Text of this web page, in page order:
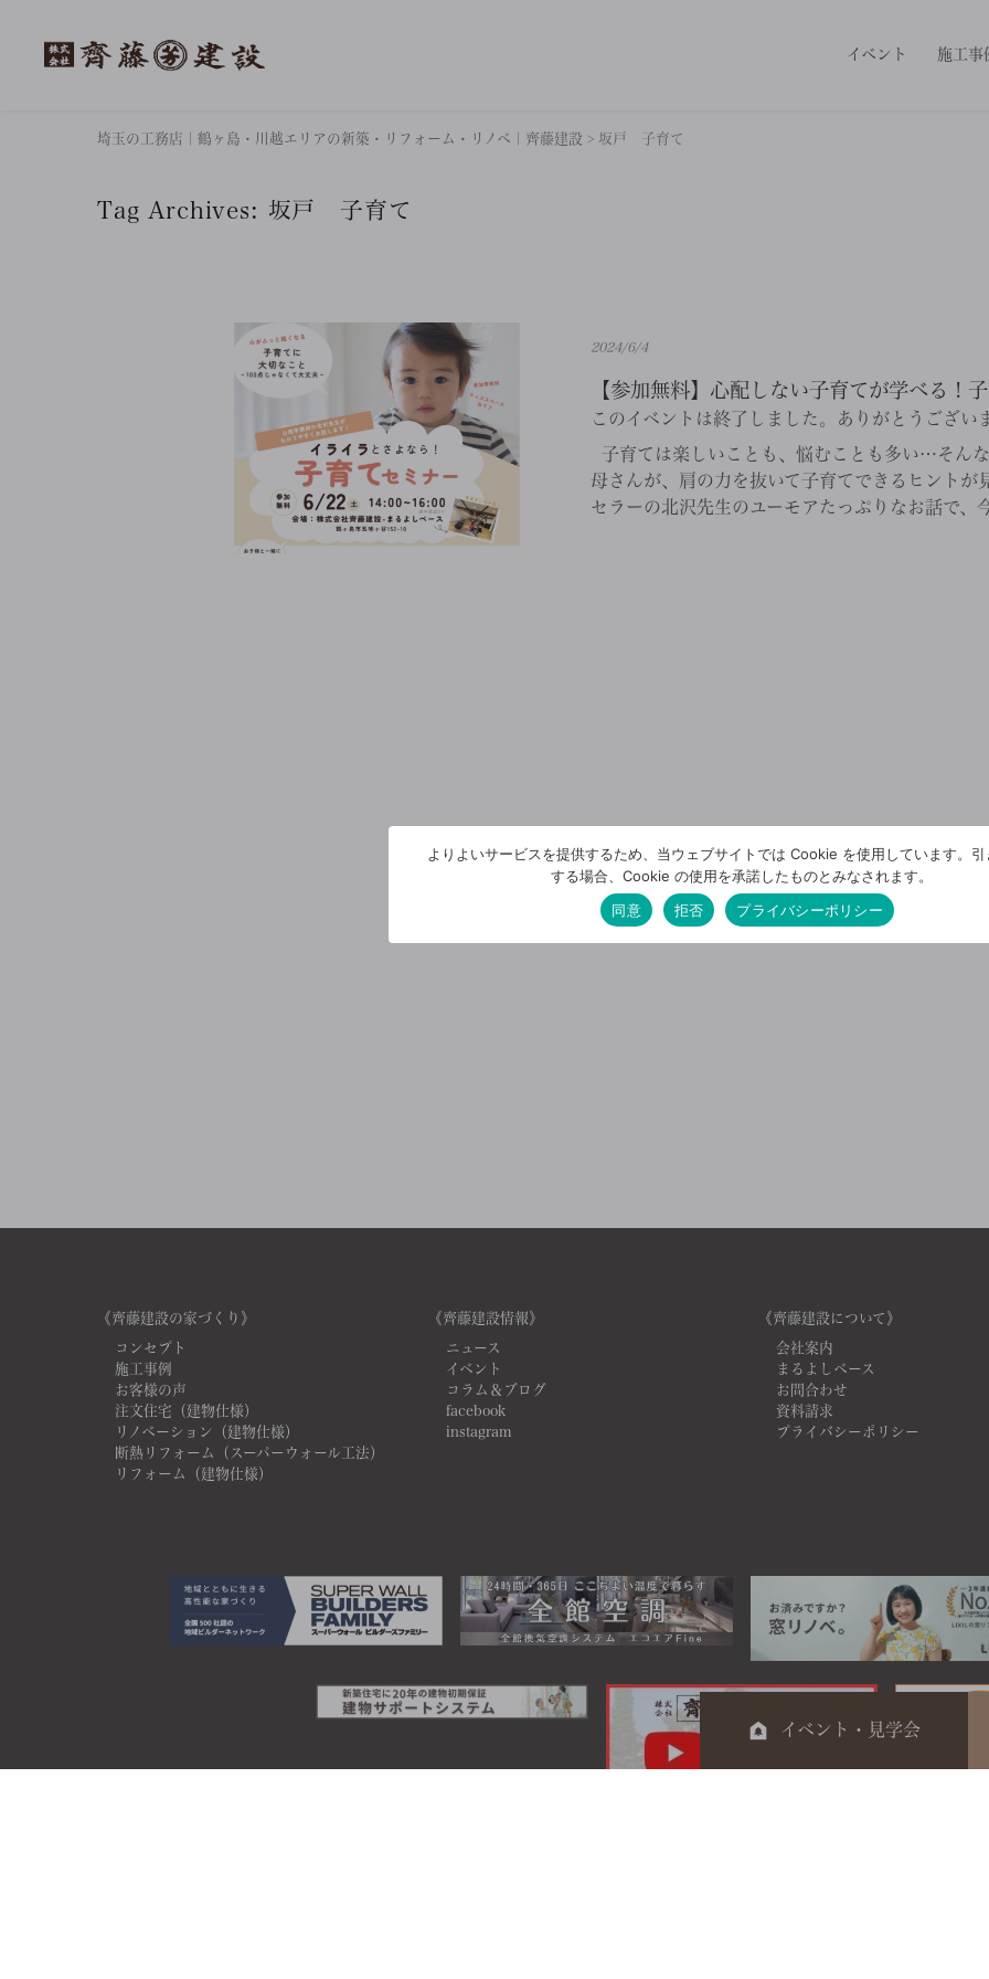
イベント 施工事
埼玉の工務店｜鶴ヶ島・川越エリアの新築・リフォーム・リノベ｜齊藤建設 > 坂戸 子育て
Tag Archives: 坂戸 子育て
2024/6/4
【参加無料】心配しない子育てが学べる！
このイベントは終了しました。ありがとうござい
子育ては楽しいことも、悩むことも多い…そん
母さんが、肩の力を抜いて子育てできるヒントが
セラーの北沢先生のユーモアたっぷりなお話で、
《齊藤建設の家づくり》
コンセプト
施工事例
お客様の声
注文住宅（建物仕様）
リノベーション（建物仕様）
断熱リフォーム（スーパーウォール工法）
リフォーム（建物仕様）
《齊藤建設情報》
ニュース
イベント
コラム＆ブログ
facebook
instagram
《齊藤建設について》
会社案内
まるよしベース
お問合わせ
資料請求
プライバシーポリシー
イベント・見学会
よりよいサービスを提供するため、当ウェブサイトでは Cookie を使用しています。引
する場合、Cookie の使用を承諾したものとみなされます。
同意
拒否 プライバシーポリシー